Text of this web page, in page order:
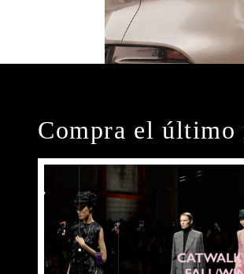
Compra el último